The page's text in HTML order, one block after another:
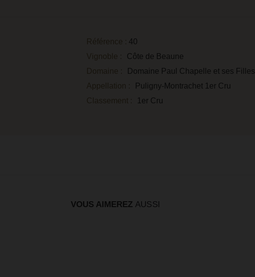
Référence : 40
Vignoble :
Côte de Beaune
Domaine :
Domaine Paul Chapelle et ses Filles
Appellation :
Puligny-Montrachet 1er Cru
Classement :
1er Cru
VOUS AIMEREZ AUSSI